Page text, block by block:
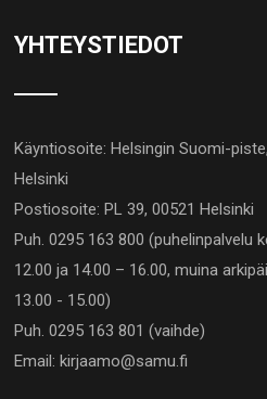
YHTEYSTIEDOT
Käyntiosoite: Helsingin Suomi-
Helsinki
Postiosoite: PL 39, 00521 Helsinki
Puh. 0295 163 800 (puhelinpalvelu
12.00 ja 14.00 – 16.00, muina
13.00 - 15.00)
Puh. 0295 163 801 (vaihde)
Email: kirjaamo@samu.fi